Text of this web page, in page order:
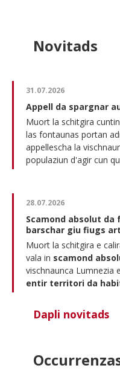
Novitads
31.07.2026
Appell da spargnar
Muort la schitgira
las fontaunas portan
appellescha la
populaziun d'agir cun
28.07.2026
Scamond absolut da
barschar giu fiugs
Muort la schitgira e
vala in scamond
vischnaunca Lumnezia
entir territori da
Dapli novitads